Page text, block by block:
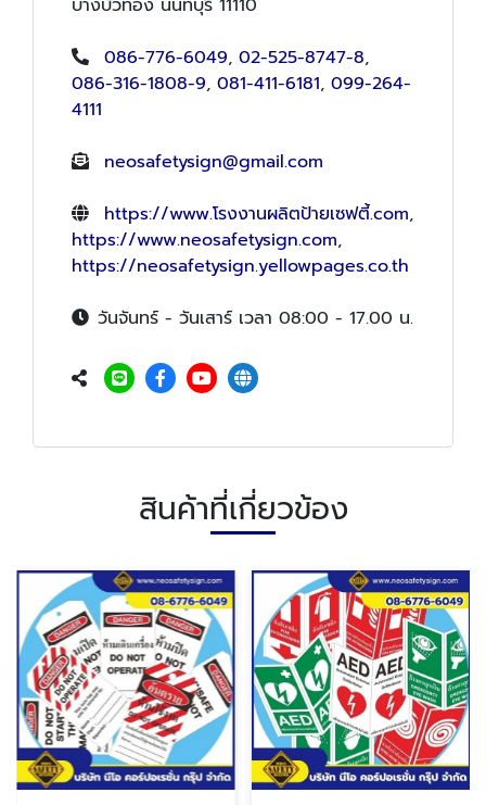
บางบัวทอง นนทบุรี 11110
086-776-6049, 02-525-8747-8,
086-316-1808-9, 081-411-6181, 099-264-
4111
neosafetysign@gmail.com
https://www.โรงงานผลิตป้ายเซฟตี้.com,
https://www.neosafetysign.com,
https://neosafetysign.yellowpages.co.th
วันจันทร์ - วันเสาร์ เวลา 08:00 - 17.00 น.
สินค้าที่เกี่ยวข้อง